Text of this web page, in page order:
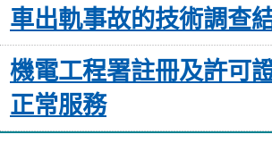
車出軌事故的技術調查
機電工程署註冊及許可
正常服務